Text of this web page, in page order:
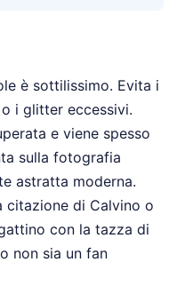
è sottilissimo. Evita i
i glitter eccessivi.
e viene spesso
sulla fotografia
astratta moderna.
citazione di Calvino o
con la tazza di
non sia un fan